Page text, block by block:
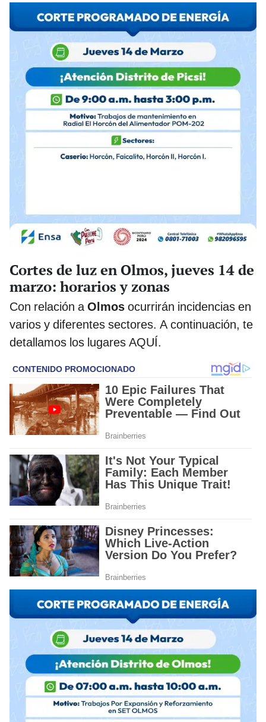
Cortes de luz en Olmos, jueves 14 de
marzo: horarios y zonas
Con relación aOlmos ocurrirán incidencias en
varios y diferentes sectores. A continuación, te
detallamos los lugares AQUÍ.